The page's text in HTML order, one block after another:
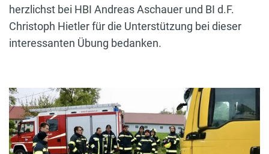
herzlichst bei HBI Andreas Aschauer und BI d.F.
Christoph Hietler für die Unterstützung bei dieser
interessanten Übung bedanken.